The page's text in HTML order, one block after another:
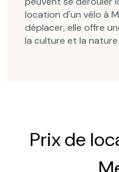
location d'un vélo à
déplacer, elle offre
la culture et la
Prix de